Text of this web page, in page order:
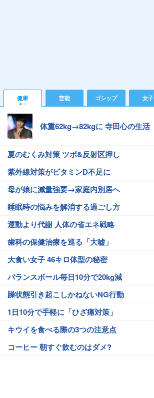
健康 芸能 ゴシップ 女子
体重62kg→82kgに 寺田心の生活
夏のむくみ対策 ツボ&反射区押し
紫外線対策がビタミンD不足に
母が娘に減量強要→家庭内別居へ
睡眠時の悩みを解消する過ごし方
運動より代謝 人体の省エネ戦略
歯科の保健治療を巡る「大嘘」
大食い女子 46キロ体型の秘密
バランスボール毎日10分で20kg減
躁状態引き起こしかねないNG行動
1日10分で手軽に「ひざ痛対策」
キウイを食べる際の3つの注意点
コーヒー 朝すぐ飲むのはダメ?